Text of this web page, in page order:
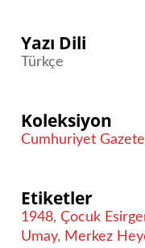
Yazı Dili
Türkçe
Koleksiyon
Cumhuriyet
Etiketler
1948,Çocuk
Umay, Merkez